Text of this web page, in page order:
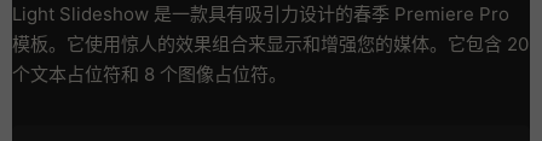
Light Slideshow 是一款具有吸引力设计的春季 Premiere Pro
模板。它使用惊人的效果组合来显示和增强您的媒体。它包含 20
个文本占位符和 8 个图像占位符。